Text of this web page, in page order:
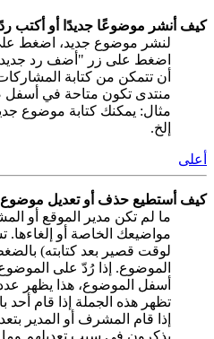
كيف أنشر موضوعًا جديدًا أو أكتب
لنشر موضوع جديد، اضغط
اضغط على زر "أضف رد
أن تتمكن من كتابة
منتدى تكون متاحة في أسفل
مثال: يمكنك كتابة موضوع
إلخ.
أعلى
كيف أستطيع حذف أو تعديل
ما لم تكن مدير الموقع أو
مواضيعك الخاصة أو إلغاءها.
لوقت قصير بعد كتابته)
الموضوع. إذا رُدّ على
أسفل الموضوع، هذا يظهر
تظهر هذه الجملة إذا قام أحد
إذا قام المشرف أو المدير